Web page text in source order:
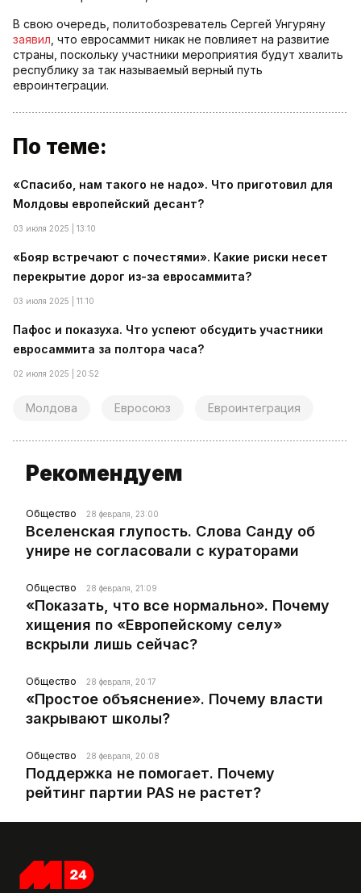
В свою очередь, политобозреватель Сергей Унгуряну
заявил , что евросаммит никак не повлияет на развитие
страны, поскольку участники мероприятия будут хвалить
республику за так называемый верный путь
евроинтеграции.
По теме:
«Спасибо, нам такого не надо». Что приготовил для
Молдовы европейский десант?
03 июля 2025 | 13:10
«Бояр встречают с почестями». Какие риски несет
перекрытие дорог из-за евросаммита?
03 июля 2025 | 11:10
Пафос и показуха. Что успеют обсудить участники
евросаммита за полтора часа?
02 июля 2025 | 20:52
Молдова Евросоюз Евроинтеграция
Рекомендуем
Общество 28 февраля, 23:00
Вселенская глупость. Слова Санду об
унире не согласовали с кураторами
Общество 28 февраля, 21:09
«Показать, что все нормально». Почему
хищения по «Европейскому селу»
вскрыли лишь сейчас?
Общество 28 февраля, 20:17
«Простое объяснение». Почему власти
закрывают школы?
Общество 28 февраля, 20:08
Поддержка не помогает. Почему
рейтинг партии PAS не растет?